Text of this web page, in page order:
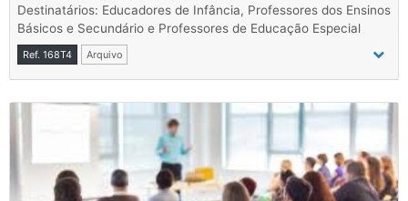
Destinatários: Educadores de Infância, Professores dos Ensinos
Básicos e Secundário e Professores de Educação Especial
Ref. 168T4 Arquivo